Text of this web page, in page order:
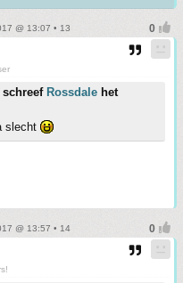
@ 13:07 • 13
schreef Rossdale het
slecht
@ 13:57 • 14